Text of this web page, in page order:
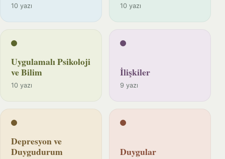
10 yazı 10 yazı
Uygulamalı Psikoloji
ve Bilim
10 yazı
İlişkiler
9 yazı
Depresyon ve
Duygudurum
Duygular